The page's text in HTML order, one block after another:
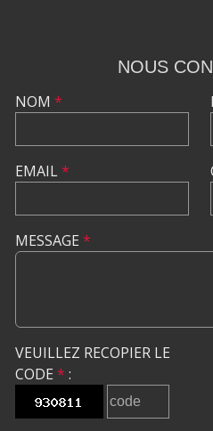
NOUS
NOM *
EMAIL*
MESSAGE *
VEUILLEZ RECOPIER LE
CODE * :